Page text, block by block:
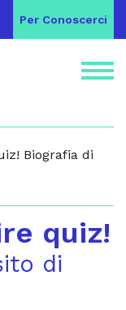
Per Conoscerci
Biografia di
quiz!
di